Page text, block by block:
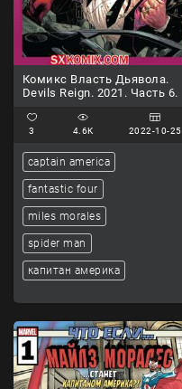
Комикс Власть Дьявола.
Devils Reign. 2021. Часть 6.
3 4.6K 2022-10-25
captain america
fantastic four
miles morales
spider man
капитан америка